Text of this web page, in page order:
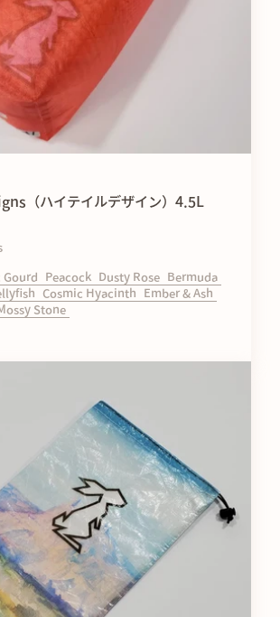
（ハイテイルデザイン）4.5L
Gourd Peacock Dusty Rose
Bermuda
Cosmic Hyacinth
Ember & Ash
Stone